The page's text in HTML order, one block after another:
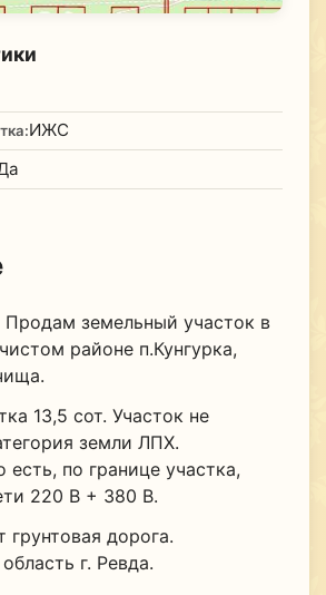
ИЖС
земельный участок в
районе п.Кунгурка,
13,5 сот. Участок не
земли ЛПХ.
есть, по границе участка,
220 В + 380 В.
грунтовая дорога.
г. Ревда.